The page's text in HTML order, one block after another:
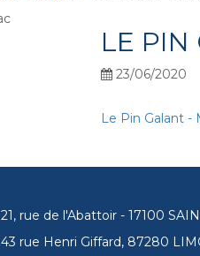
LE PIN
23/06/2020
Le Pin Galant -
21, rue de l'Abattoir - 17100
43 rue Henri Giffard, 87280